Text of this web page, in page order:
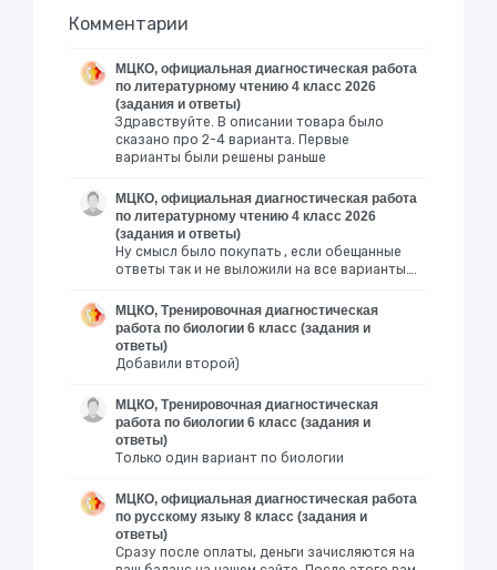
Комментарии
МЦКО, официальная диагностическая работа
по литературному чтению 4 класс 2026
(задания и ответы)
Здравствуйте. В описании товара было
сказано про 2-4 варианта. Первые
варианты были решены раньше
МЦКО, официальная диагностическая работа
по литературному чтению 4 класс 2026
(задания и ответы)
Ну смысл было покупать , если обещанные
ответы так и не выложили на все варианты….
МЦКО, Тренировочная диагностическая
работа по биологии 6 класс (задания и
ответы)
Добавили второй)
МЦКО, Тренировочная диагностическая
работа по биологии 6 класс (задания и
ответы)
Только один вариант по биологии
МЦКО, официальная диагностическая работа
по русскому языку 8 класс (задания и
ответы)
Сразу после оплаты, деньги зачисляются на